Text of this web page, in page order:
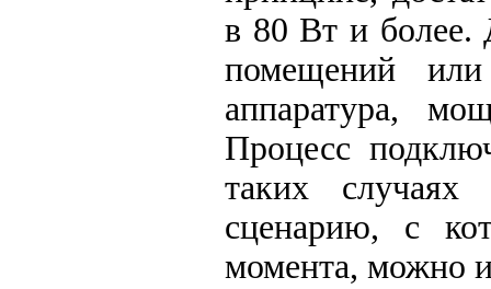
в 80 Вт и более.
помещений или
аппаратура,
Процесс
таких
сценарию, с
момента, можно